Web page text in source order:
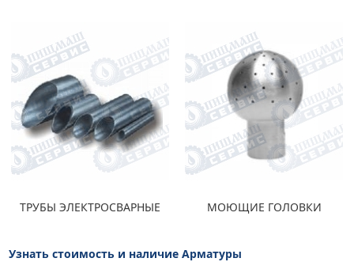
ТРУБЫ ЭЛЕКТРОСВАРНЫЕ МОЮЩИЕ ГОЛОВКИ
Узнать стоимость и наличие Арматуры